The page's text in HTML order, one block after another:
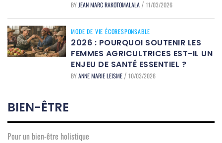
BY JEAN MARC RAKOTOMALALA / 11/03/2026
MODE DE VIE ÉCORESPONSABLE
2026 : POURQUOI SOUTENIR LES
FEMMES AGRICULTRICES EST-IL UN
ENJEU DE SANTÉ ESSENTIEL ?
BYANNE MARIE LEISME / 10/03/2026
BIEN-ÊTRE
Pour un bien-être holistique